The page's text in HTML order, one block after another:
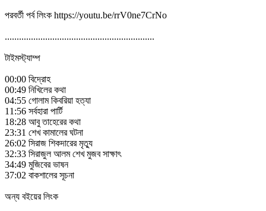
পরবর্তী পর্ব লিংক https://youtu.be/rrV0ne7CrNo
...............................................................
টাইমস্ট্যাম্প
00:00 বিদ্রোহ
00:49 নিখিলের কথা
04:55 গোলাম কিবরিয়া হত্যা
11:56 সর্বহারা পার্টি
18:28 আবু তাহেরের কথা
23:31 শেখ কামালের ঘটনা
26:02 সিরাজ শিকদারের মৃত্যু
32:33 সিরাজুল আলম শেখ মুজব সাক্ষাৎ
34:49 মুজিবের ভাষন
37:02 বাকশালের সূচনা
অন্য বইয়ের লিংক